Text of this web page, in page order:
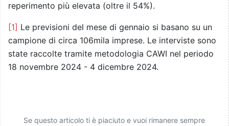
reperimento più elevata (oltre il 54%).
[1] Le previsioni del mese di gennaio si basano su un
campione di circa 106mila imprese. Le interviste sono
state raccolte tramite metodologia CAWI nel periodo
18 novembre 2024 - 4 dicembre 2024.
Se questo articolo ti è piaciuto e vuoi rimanere sempre